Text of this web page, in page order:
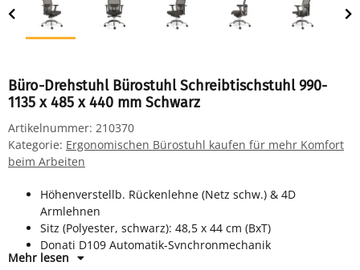
Büro-Drehstuhl Bürostuhl Schreibtischstuhl 990-
1135 x 485 x 440 mm Schwarz
Artikelnummer: 210370
Kategorie: Ergonomischen Bürostuhl kaufen für mehr Komfort
beim Arbeiten
Höhenverstellb. Rückenlehne (Netz schw.) & 4D
Armlehnen
Sitz (Polyester, schwarz): 48,5 x 44 cm (BxT)
Donati D109 Automatik-Synchronmechanik
Sitztiefenverstellung (60 mm)
Mehr lesen